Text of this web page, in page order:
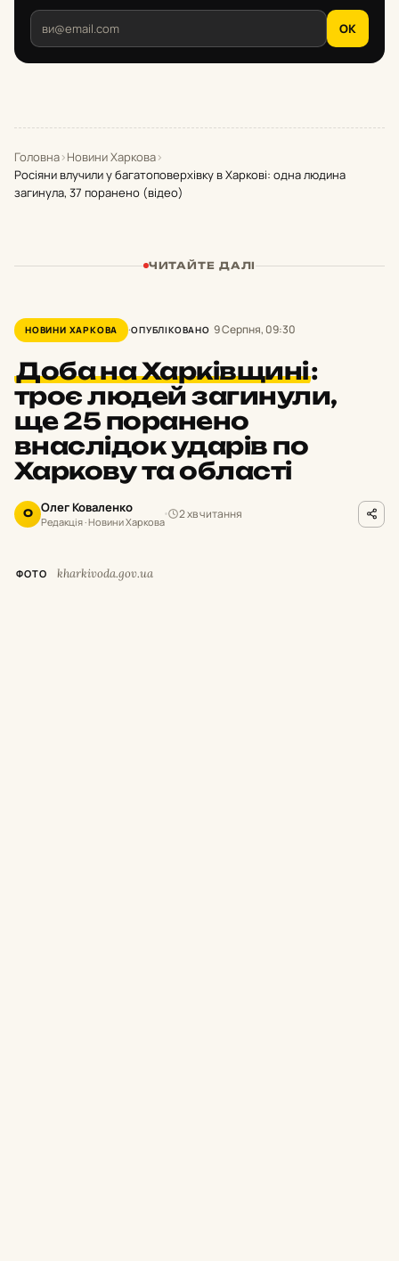
OK
Головна›Новини Харкова›
Росіяни влучили у багатоповерхівку в Харкові: одна людина
загинула, 37 поранено (відео)
ЧИТАЙТЕ ДАЛІ
НОВИНИ ХАРКОВА ОПУБЛІКОВАНО 9 Серпня, 09:30
Доба на Харківщині:
троє людей загинули,
ще 25 поранено
внаслідок ударів по
Харкову та області
О Олег Коваленко
Редакція · Новини Харкова
2 хв читання
ФОТО kharkivoda.gov.ua